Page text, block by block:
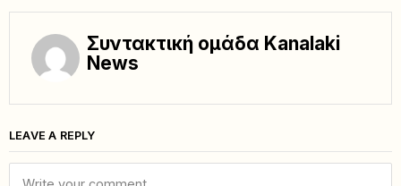
Συντακτική ομάδα Kanalaki
News
LEAVE A REPLY